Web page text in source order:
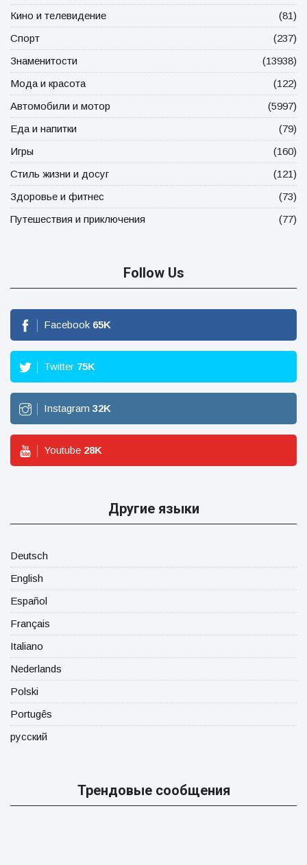
Кино и телевидение
(81)
Спорт
(237)
Знаменитости
(13938)
Мода и красота
(122)
Автомобили и мотор
(5997)
Еда и напитки
(79)
Игры
(160)
Стиль жизни и досуг
(121)
Здоровье и фитнес
(73)
Путешествия и приключения
(77)
Follow Us
Facebook 65K
Twitter 75K
Instagram 32K
Youtube 28K
Другие языки
Deutsch
English
Español
Français
Italiano
Nederlands
Polski
Portugês
русский
Трендовые сообщения